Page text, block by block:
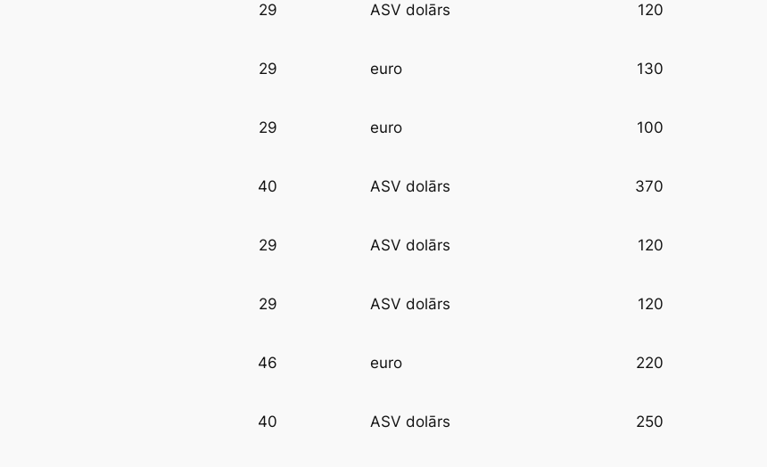
29 ASV dolārs 120
29 euro 130
29 euro 100
40 ASV dolārs 370
29 ASV dolārs 120
29 ASV dolārs 120
46 euro 220
40 ASV dolārs 250